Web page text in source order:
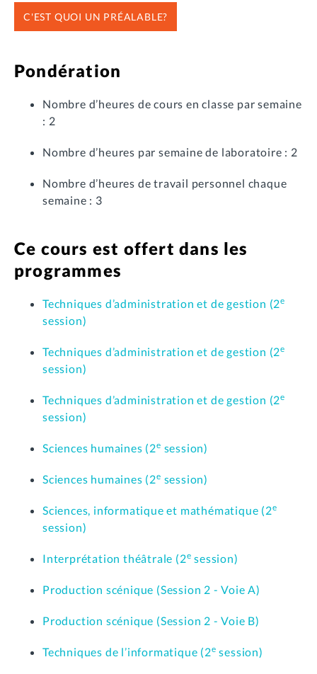
C'EST QUOI UN PRÉALABLE?
Pondération
Nombre d’heures de cours en classe par semaine
: 2
Nombre d’heures par semaine de laboratoire : 2
Nombre d’heures de travail personnel chaque
semaine : 3
Ce cours est offert dans les
programmes
Techniques d’administration et de gestion (2e
session)
Techniques d’administration et de gestion (2e
session)
Techniques d’administration et de gestion (2e
session)
Sciences humaines (2e session)
Sciences humaines (2e session)
Sciences, informatique et mathématique (2e
session)
Interprétation théâtrale (2e session)
Production scénique (Session 2 - Voie A)
Production scénique (Session 2 - Voie B)
Techniques de l’informatique (2e session)